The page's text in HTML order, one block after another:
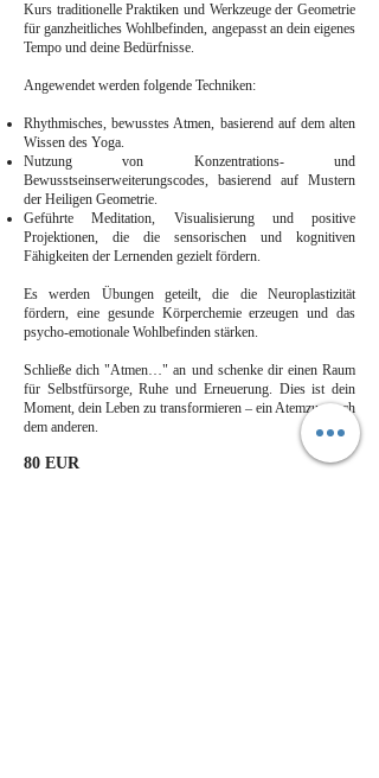
Kurs traditionelle Praktiken und Werkzeuge der Geometrie
für ganzheitliches Wohlbefinden, angepasst an dein eigenes
Tempo und deine Bedürfnisse.
Angewendet werden folgende Techniken:
Rhythmisches, bewusstes Atmen, basierend auf dem alten
Wissen des Yoga.
Nutzung von Konzentrations- und
Bewusstseinserweiterungscodes, basierend auf Mustern
der Heiligen Geometrie.
Geführte Meditation, Visualisierung und positive
Projektionen, die die sensorischen und kognitiven
Fähigkeiten der Lernenden gezielt fördern.
Es werden Übungen geteilt, die die Neuroplastizität
fördern, eine gesunde Körperchemie erzeugen und das
psycho-emotionale Wohlbefinden stärken.
Schließe dich "Atmen…" an und schenke dir einen Raum
für Selbstfürsorge, Ruhe und Erneuerung. Dies ist dein
Moment, dein Leben zu transformieren – ein Atemzug nach
dem anderen.
80 EUR